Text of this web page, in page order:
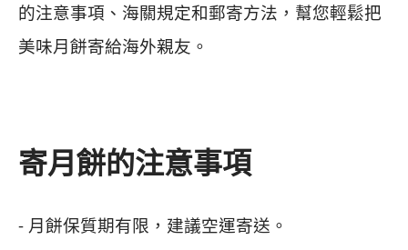
的注意事項、海關規定和郵寄方法，幫您輕鬆把
美味月餅寄給海外親友。
寄月餅的注意事項
- 月餅保質期有限，建議空運寄送。